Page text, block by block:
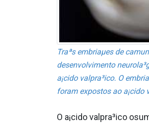
Traªs embriaµes de
desenvolvimento
a¡cido valpra³ico. O
foram expostos ao
O a¡cido valpra³ico